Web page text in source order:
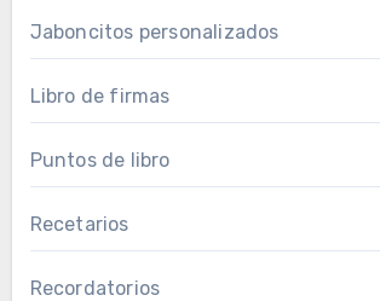
Jaboncitos personalizados
Libro de firmas
Puntos de libro
Recetarios
Recordatorios